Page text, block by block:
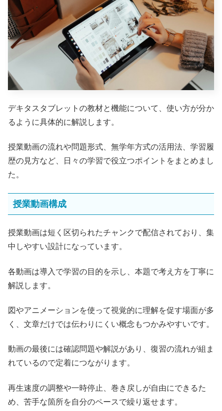
デキタスタブレットの教材と機能について、使い方が分か
るように具体的に解説します。
授業動画の流れや問題形式、無学年方式の活用法、学習履
歴の見方など、日々の学習で役立つポイントをまとめまし
た。
授業動画構成
授業動画は短く区切られたチャンクで配信されており、集
中しやすい設計になっています。
各動画は導入で学習の目的を示し、本題で考え方を丁寧に
解説します。
図やアニメーションを使って視覚的に理解を促す場面が多
く、文章だけでは伝わりにくい概念もつかみやすいです。
動画の最後には確認問題や解説があり、復習の流れが組ま
れているので定着につながります。
再生速度の調整や一時停止、巻き戻しが自由にできるた
め、苦手な箇所を自分のペースで繰り返せます。